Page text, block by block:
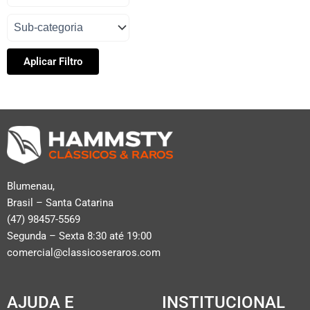
Aplicar Filtro
Blumenau,
Brasil – Santa Catarina
(47) 98457-5569
Segunda – Sexta 8:30 até 19:00
comercial@classicoseraros.com
AJUDA E INSTITUCIONAL